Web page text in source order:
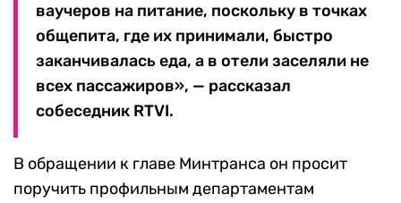
ваучеров на питание, поскольку в точках
общепита, где их принимали, быстро
заканчивалась еда, а в отели заселяли не
всех пассажиров», — рассказал
собеседник RTVI.
В обращении к главе Минтранса он просит
поручить профильным департаментам